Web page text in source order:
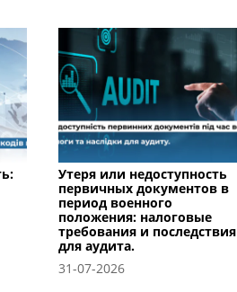
Утеря или недоступность
первичных документов в
период военного
положения: налоговые
требования и последствия
для аудита.
31-07-2026